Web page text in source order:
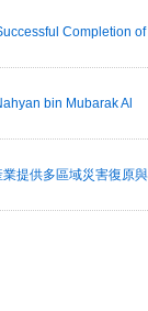
Completion of
bin Mubarak Al
提供多區域災害復原與